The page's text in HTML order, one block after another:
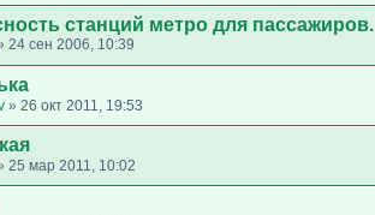
станций метро для пассажиров.
24 сен 2006, 10:39
» 26 окт 2011, 19:53
25 мар 2011, 10:02